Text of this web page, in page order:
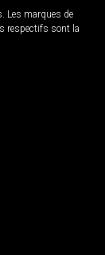
Les marques de
respectifs sont la